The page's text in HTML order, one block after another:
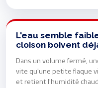
L'eau semble
cloison boivent
Dans un volume fermé,
vite qu'une petite flaque
et retient l'humidité